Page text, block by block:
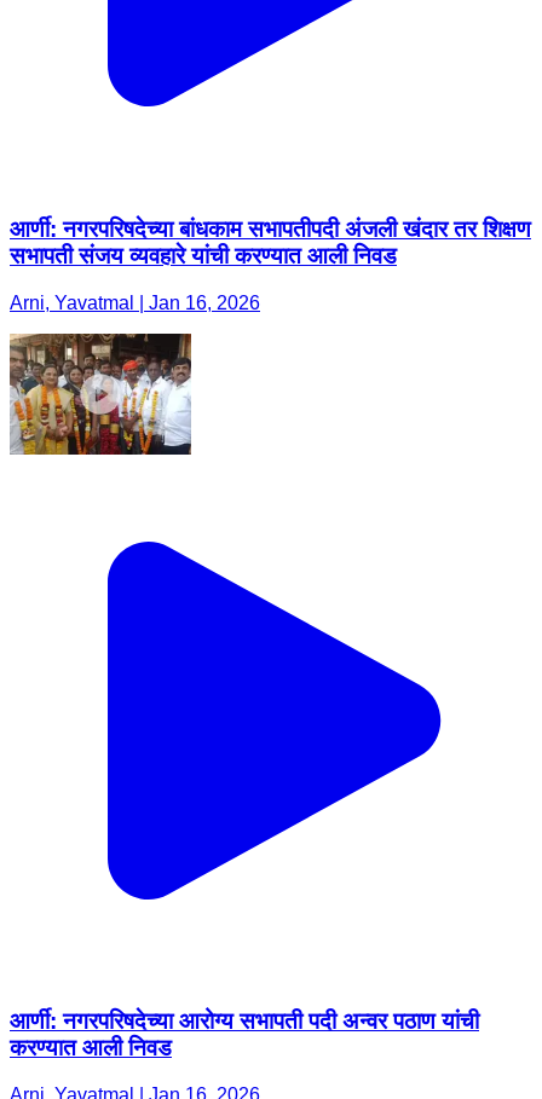
आर्णी: नगरपरिषदेच्या बांधकाम सभापतीपदी अंजली खंदार तर शिक्षण
सभापती संजय व्यवहारे यांची करण्यात आली निवड
Arni, Yavatmal | Jan 16, 2026
आर्णी: नगरपरिषदेच्या आरोग्य सभापती पदी अन्वर पठाण यांची
करण्यात आली निवड
Arni, Yavatmal | Jan 16, 2026